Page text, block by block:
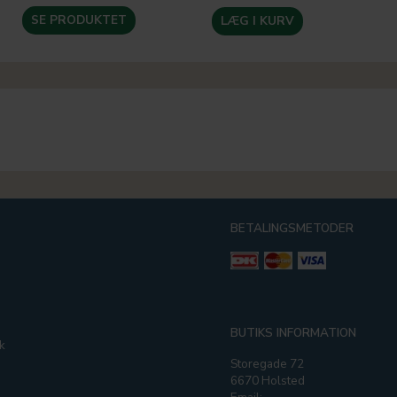
SE PRODUKTET LÆG I KURV
BETALINGSMETODER
BUTIKS INFORMATION
Storegade 72
6670 Holsted